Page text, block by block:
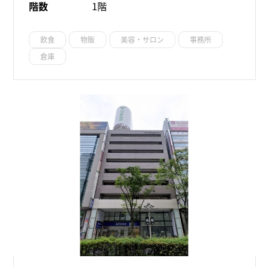
階数 1階
飲食 物販 美容・サロン
事務所
倉庫